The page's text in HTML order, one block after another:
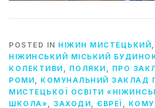
POSTED IN НІЖИН МИСТЕЦЬКИЙ,
НІЖИНСЬКИЙ МІСЬКИЙ
КОЛЕКТИВИ , ПОЛЯКИ , ПРО
РОМИ, КОМУНАЛЬНИЙ ЗАКЛАД
МИСТЕЦЬКОЇ ОСВІТИ
ШКОЛА» , ЗАХОДИ, ЄВРЕЇ ,